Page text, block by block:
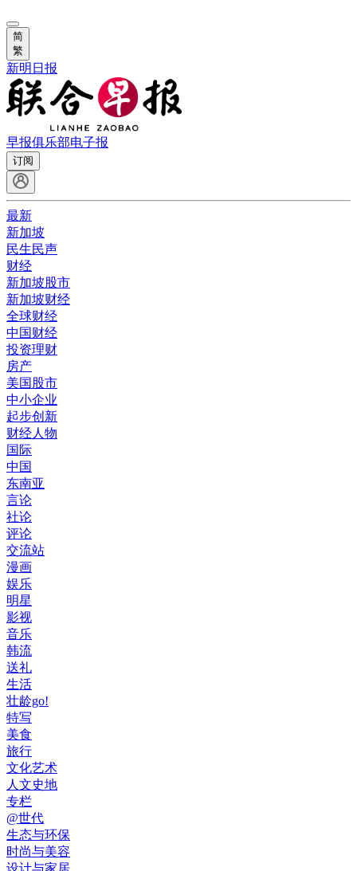
简
繁
新明日报
早报俱乐部电子报
订阅
最新
新加坡
民生民声
财经
新加坡股市
新加坡财经
全球财经
中国财经
投资理财
房产
美国股市
中小企业
起步创新
财经人物
国际
中国
东南亚
言论
社论
评论
交流站
漫画
娱乐
明星
影视
音乐
韩流
送礼
生活
壮龄go!
特写
美食
旅行
文化艺术
人文史地
专栏
@世代
生态与环保
时尚与美容
设计与家居